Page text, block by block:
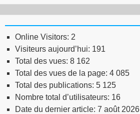
Online Visitors: 2
Visiteurs aujourd’hui: 191
Total des vues: 8 162
Total des vues de la page: 4 085
Total des publications: 5 125
Nombre total d’utilisateurs: 16
Date du dernier article: 7 août 2026